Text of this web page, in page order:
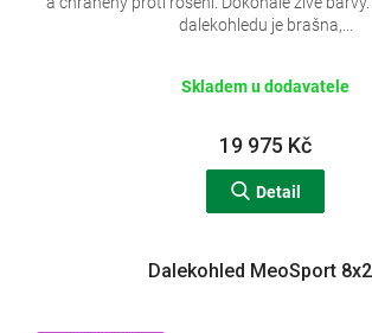
Skladem u dodavatele
19 975 Kč
Detail
dalekohledu je brašna,...
Dalekohled MeoSport